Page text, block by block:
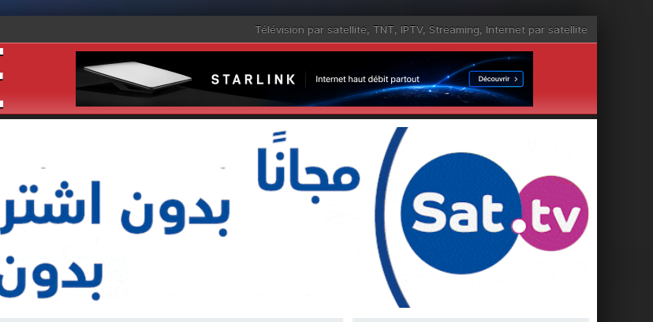
Télévision par satellite, TNT, IPTV, Streaming, Internet par satellite